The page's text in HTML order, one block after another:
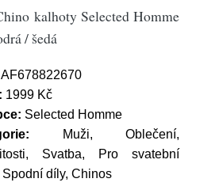
kalhoty Selected Homme
/ šedá
AF678822670
1999 Kč
Selected Homme
Muži, Oblečení,
Svatba, Pro svatební
Spodní díly, Chinos